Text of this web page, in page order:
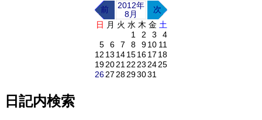
前
2012年
8月
次
日 月 火 水 木 金 土
1
2 3
4
5
6 7 8 910 11
12 13 14151617 18
192021 22 23 2425
2627 28293031
日記内検索